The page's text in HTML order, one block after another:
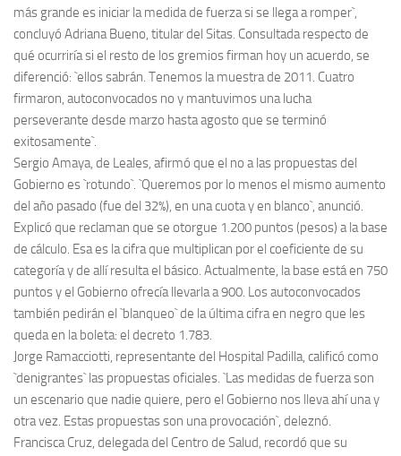
más grande es iniciar la medida de fuerza si se llega a romper`,
concluyó Adriana Bueno, titular del Sitas. Consultada respecto de
qué ocurriría si el resto de los gremios firman hoy un acuerdo, se
diferenció: `ellos sabrán. Tenemos la muestra de 2011. Cuatro
firmaron, autoconvocados no y mantuvimos una lucha
perseverante desde marzo hasta agosto que se terminó
exitosamente`.
Sergio Amaya, de Leales, afirmó que el no a las propuestas del
Gobierno es `rotundo`. `Queremos por lo menos el mismo aumento
del año pasado (fue del 32%), en una cuota y en blanco`, anunció.
Explicó que reclaman que se otorgue 1.200 puntos (pesos) a la base
de cálculo. Esa es la cifra que multiplican por el coeficiente de su
categoría y de allí resulta el básico. Actualmente, la base está en 750
puntos y el Gobierno ofrecía llevarla a 900. Los autoconvocados
también pedirán el `blanqueo` de la última cifra en negro que les
queda en la boleta: el decreto 1.783.
Jorge Ramacciotti, representante del Hospital Padilla, calificó como
`denigrantes` las propuestas oficiales. `Las medidas de fuerza son
un escenario que nadie quiere, pero el Gobierno nos lleva ahí una y
otra vez. Estas propuestas son una provocación`, deleznó.
Francisca Cruz, delegada del Centro de Salud, recordó que su